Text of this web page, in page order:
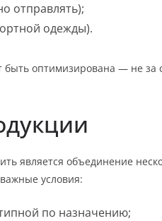
отправлять);
одежды).
быть оптимизирована — не за
является объединение
условия:
по назначению;